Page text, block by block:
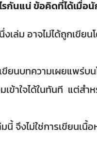
รกันแน่ ข้อคิดที่ได้เมื่
เล่ม อาจไม่ได้ถูกเขีย
นบทความเผยแพร่บน
ข้าใจได้ในทันที แต่สำ
จึงไม่ใช่การเขียนเนื้